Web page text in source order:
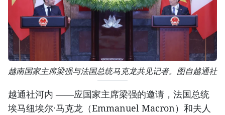
越南国家主席梁强与法国总统马克龙共见记者。图自越通社
越通社河内 ——应国家主席梁强的邀请，法国总统
埃马纽埃尔·马克龙（Emmanuel Macron）和夫人